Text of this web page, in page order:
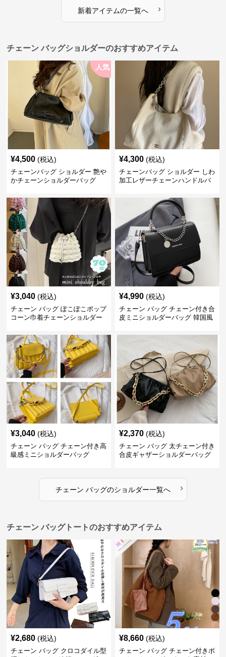
新着アイテムの一覧へ ›
チェーン バッグショルダーのおすすめアイテム
人気
¥4,500 (税込)
チェーンバッグ ショルダー 艶や
かチェーンショルダーバッグ
¥4,300 (税込)
チェーンバッグ ショルダー しわ
加工レザーチェーンハンドルバ
¥3,040 (税込)
チェーン バッグ ぽこぽこポップ
コーン巾着チェーンショルダー
¥4,990 (税込)
チェーン バッグ チェーン付き合
皮ミニショルダーバッグ 韓国風
¥3,040 (税込)
チェーン バッグ チェーン付き高
級感ミニショルダーバッグ
¥2,370 (税込)
チェーン バッグ 太チェーン付き
合皮ギャザーショルダーバッグ
チェーン バッグのショルダー一覧へ ›
チェーン バッグトートのおすすめアイテム
¥2,680 (税込)
チェーン バッグ クロコダイル型
¥8,660 (税込)
チェーン バッグ チェーン付きボ